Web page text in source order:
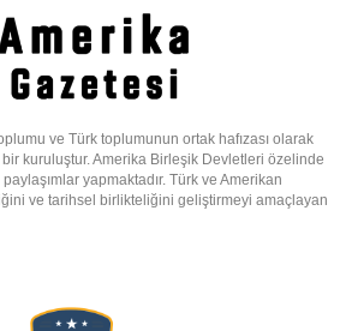
ve Türk toplumunun ortak hafızası olarak
kuruluştur. Amerika Birleşik Devletleri özelinde
yapmaktadır. Türk ve Amerikan
ve tarihsel birlikteliğini geliştirmeyi amaçlayan